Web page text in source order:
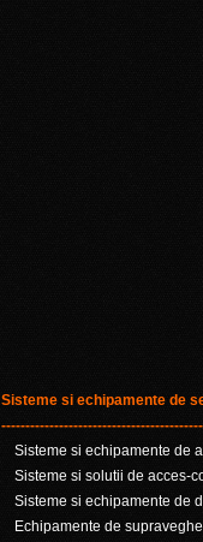
Sisteme si echipamente de
Sisteme si echipamente de
Sisteme si solutii de acces-
Sisteme si echipamente de
Echipamente de